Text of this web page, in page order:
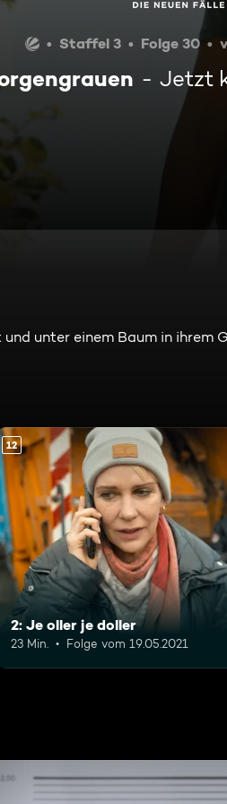
Staffel 3 Folge 30
Jetzt
unter einem Baum in
12
2: Je oller je doller
23 Min. Folge vom 19.05.2021